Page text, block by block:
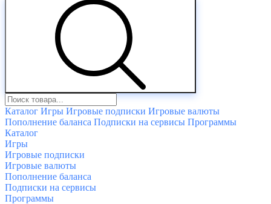
Каталог Игры Игровые подписки Игровые валюты
Пополнение баланса Подписки на сервисы Программы
Каталог
Игры
Игровые подписки
Игровые валюты
Пополнение баланса
Подписки на сервисы
Программы